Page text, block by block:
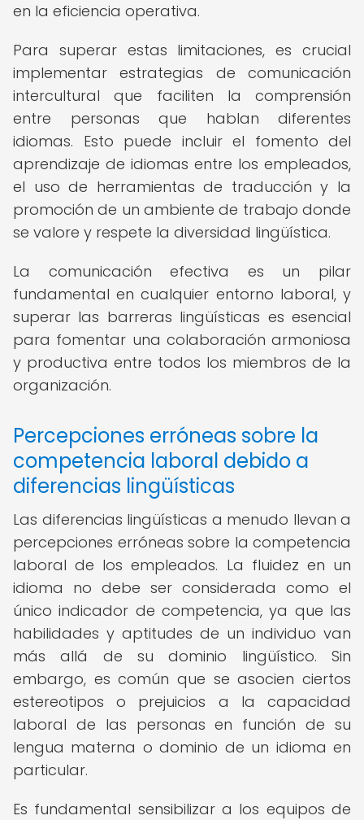
en la eficiencia operativa.
Para superar estas limitaciones, es crucial
implementar estrategias de comunicación
intercultural que faciliten la comprensión
entre personas que hablan diferentes
idiomas. Esto puede incluir el fomento del
aprendizaje de idiomas entre los empleados,
el uso de herramientas de traducción y la
promoción de un ambiente de trabajo donde
se valore y respete la diversidad lingüística.
La comunicación efectiva es un pilar
fundamental en cualquier entorno laboral, y
superar las barreras lingüísticas es esencial
para fomentar una colaboración armoniosa
y productiva entre todos los miembros de la
organización.
Percepciones erróneas sobre la
competencia laboral debido a
diferencias lingüísticas
Las diferencias lingüísticas a menudo llevan a
percepciones erróneas sobre la competencia
laboral de los empleados. La fluidez en un
idioma no debe ser considerada como el
único indicador de competencia, ya que las
habilidades y aptitudes de un individuo van
más allá de su dominio lingüístico. Sin
embargo, es común que se asocien ciertos
estereotipos o prejuicios a la capacidad
laboral de las personas en función de su
lengua materna o dominio de un idioma en
particular.
Es fundamental sensibilizar a los equipos de